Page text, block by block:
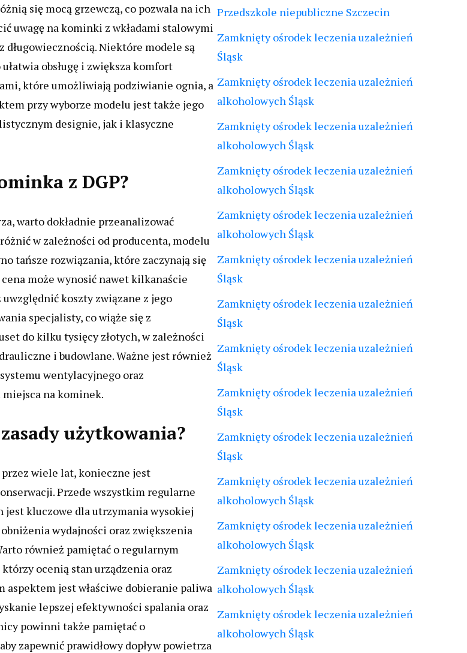
się mocą grzewczą, co pozwala na ich
uwagę na kominki z wkładami stalowymi
Niektóre modele są
obsługę i zwiększa komfort
które umożliwiają podziwianie ognia, a
przy wyborze modelu jest także jego
designie, jak i klasyczne
z DGP?
warto dokładnie przeanalizować
w zależności od producenta, modelu
tańsze rozwiązania, które zaczynają się
może wynosić nawet kilkanaście
koszty związane z jego
specjalisty, co wiąże się z
do kilku tysięcy złotych, w zależności
i budowlane. Ważne jest również
wentylacyjnego oraz
na kominek.
użytkowania?
przez wiele lat, konieczne jest
Przede wszystkim regularne
jest kluczowe dla utrzymania wysokiej
wydajności oraz zwiększenia
również pamiętać o regularnym
ocenią stan urządzenia oraz
jest właściwe dobieranie paliwa
lepszej efektywności spalania oraz
powinni także pamiętać o
zapewnić prawidłowy dopływ powietrza
Przedszkole niepubliczne Szczecin
Zamknięty ośrodek leczenia uzależnień
Śląsk
Zamknięty ośrodek leczenia uzależnień
alkoholowych Śląsk
Zamknięty ośrodek leczenia uzależnień
alkoholowych Śląsk
Zamknięty ośrodek leczenia uzależnień
alkoholowych Śląsk
Zamknięty ośrodek leczenia uzależnień
alkoholowych Śląsk
Zamknięty ośrodek leczenia uzależnień
Śląsk
Zamknięty ośrodek leczenia uzależnień
Śląsk
Zamknięty ośrodek leczenia uzależnień
Śląsk
Zamknięty ośrodek leczenia uzależnień
Śląsk
Zamknięty ośrodek leczenia uzależnień
Śląsk
Zamknięty ośrodek leczenia uzależnień
alkoholowych Śląsk
Zamknięty ośrodek leczenia uzależnień
alkoholowych Śląsk
Zamknięty ośrodek leczenia uzależnień
alkoholowych Śląsk
Zamknięty ośrodek leczenia uzależnień
alkoholowych Śląsk